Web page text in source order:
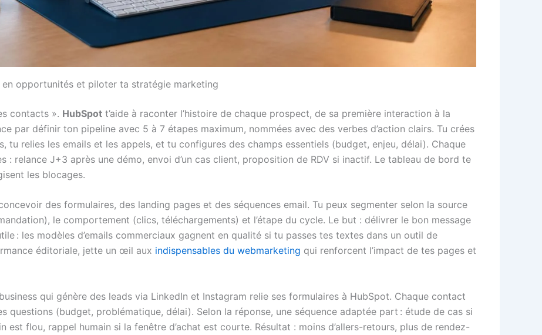
opportunités et piloter ta stratégie marketing
contacts ». HubSpot t’aide à raconter l’histoire de chaque prospect, de sa première interaction à la
par définir ton pipeline avec 5 à 7 étapes maximum, nommées avec des verbes d’action clairs. Tu crées
tu relies les emails et les appels, et tu configures des champs essentiels (budget, enjeu, délai). Chaque
: relance J+3 après une démo, envoi d’un cas client, proposition de RDV si inactif. Le tableau de bord te
les blocages.
des formulaires, des landing pages et des séquences email. Tu peux segmenter selon la source
le comportement (clics, téléchargements) et l’étape du cycle. Le but : délivrer le bon message
: les modèles d’emails commerciaux gagnent en qualité si tu passes tes textes dans un outil de
éditoriale, jette un œil aux indispensables du webmarketing qui renforcent l’impact de tes pages et
qui génère des leads via LinkedIn et Instagram relie ses formulaires à HubSpot. Chaque contact
questions (budget, problématique, délai). Selon la réponse, une séquence adaptée part : étude de cas si
flou, rappel humain si la fenêtre d’achat est courte. Résultat : moins d’allers-retours, plus de rendez-